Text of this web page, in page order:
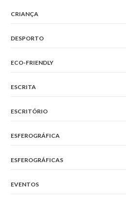
CRIANÇA
DESPORTO
ECO-FRIENDLY
ESCRITA
ESCRITÓRIO
ESFEROGRÁFICA
ESFEROGRÁFICAS
EVENTOS